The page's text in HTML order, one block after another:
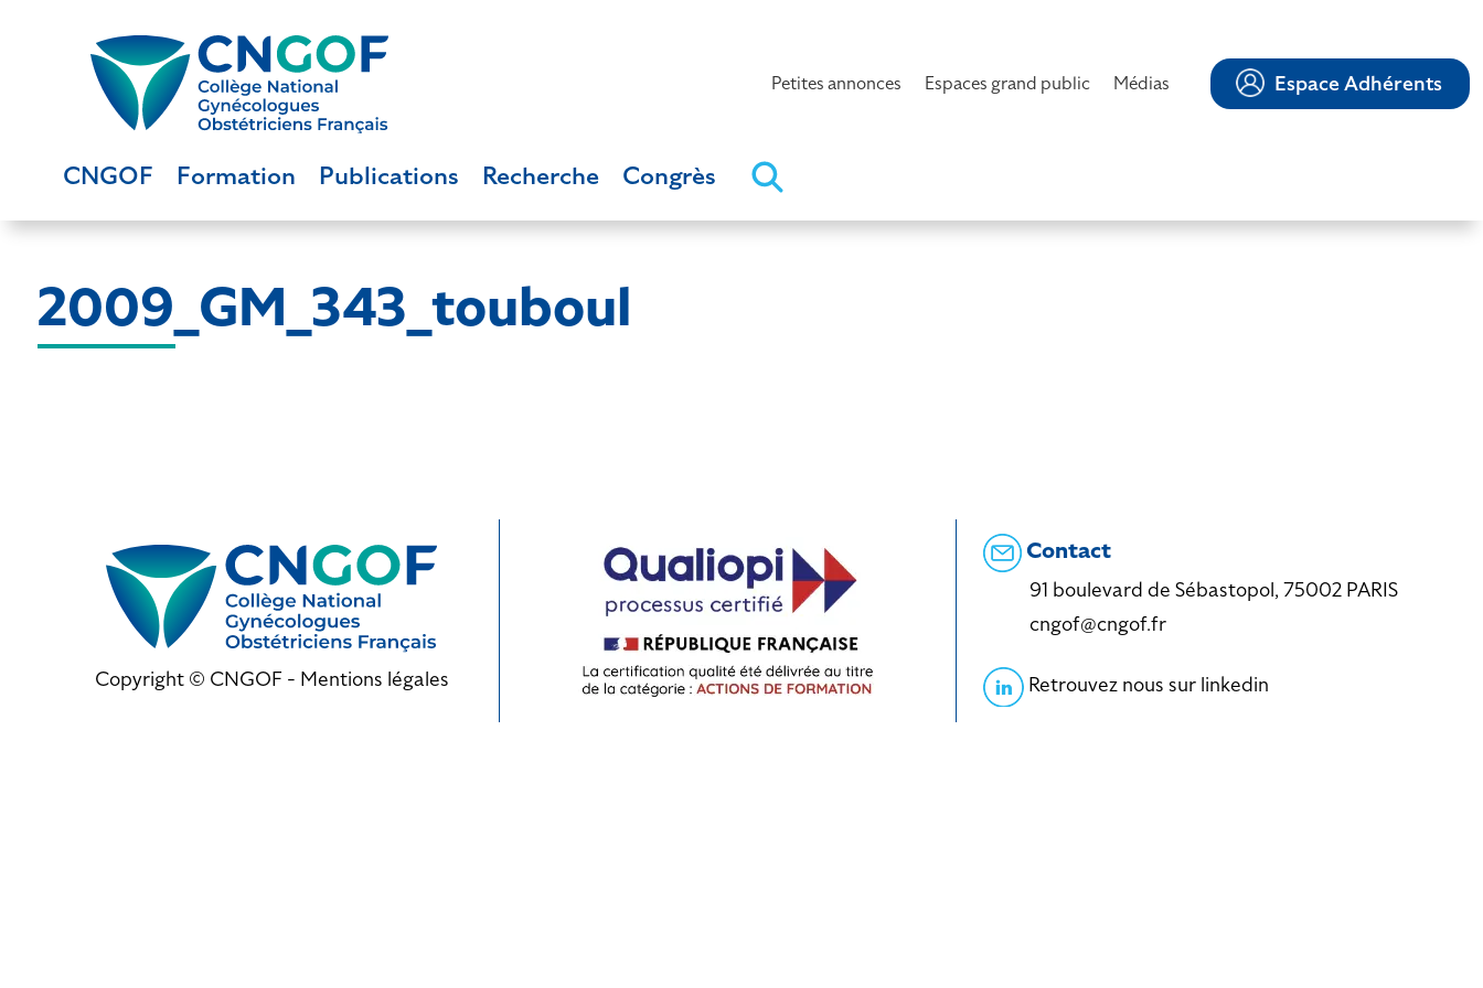
Petites annonces Espaces grand public Médias Espace Adhérents
CNGOF Formation Publications Recherche Congrès
2009_GM_343_touboul
Copyright © CNGOF - Mentions légales
Contact
91 boulevard de Sébastopol, 75002 PARIS
cngof@cngof.fr
Retrouvez nous sur linkedin